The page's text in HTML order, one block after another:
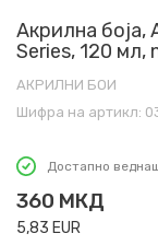
Акрилна боја,
Series, 120 мл,
АКРИЛНИ БОИ
Шифра на артикл:
Достапно
360 МКД
5,83 EUR